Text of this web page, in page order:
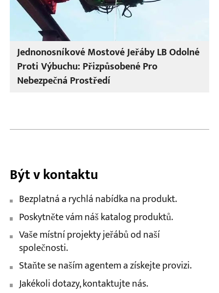
Jednonosníkové Mostové Jeřáby LB Odolné
Proti Výbuchu: Přizpůsobené Pro
Nebezpečná Prostředí
Být v kontaktu
Bezplatná a rychlá nabídka na produkt.
Poskytněte vám náš katalog produktů.
Vaše místní projekty jeřábů od naší
společnosti.
Staňte se naším agentem a získejte provizi.
Jakékoli dotazy, kontaktujte nás.